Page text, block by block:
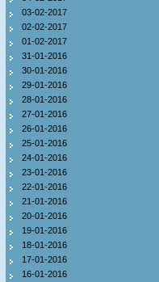
03-02-2017
02-02-2017
01-02-2017
31-01-2016
30-01-2016
29-01-2016
28-01-2016
27-01-2016
26-01-2016
25-01-2016
24-01-2016
23-01-2016
22-01-2016
21-01-2016
20-01-2016
19-01-2016
18-01-2016
17-01-2016
16-01-2016